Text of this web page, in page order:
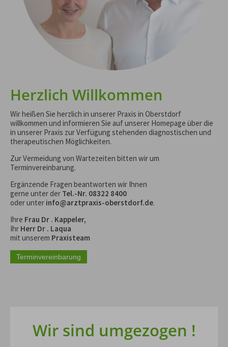
Herzlich Willkommen
Wir heißen Sie herzlich in unserer Praxis in Oberstdorf
willkommen und informieren Sie auf unserer Homepage über die
in unserer Praxis zur Verfügung stehenden diagnostischen und
therapeutischen Möglichkeiten.
Zur Vermeidung von Wartezeiten bitten wir um
Terminvereinbarung.
Ergänzende Fragen beantworten wir Ihnen
gerne unter der Tel.-Nr. 08322 8400
oder unter info@arztpraxis-oberstdorf.de.
Ihre Frau Dr . Kappeler,
Ihr Herr Dr . Laqua
mit unserem Praxisteam
Wir sind umgezogen !